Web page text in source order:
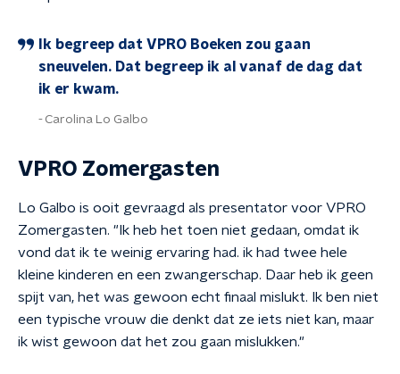
Ik begreep dat VPRO Boeken zou gaan
sneuvelen. Dat begreep ik al vanaf de dag dat
ik er kwam.
Carolina Lo Galbo
VPRO Zomergasten
Lo Galbo is ooit gevraagd als presentator voor VPRO
Zomergasten. "Ik heb het toen niet gedaan, omdat ik
vond dat ik te weinig ervaring had. ik had twee hele
kleine kinderen en een zwangerschap. Daar heb ik geen
spijt van, het was gewoon echt finaal mislukt. Ik ben niet
een typische vrouw die denkt dat ze iets niet kan, maar
ik wist gewoon dat het zou gaan mislukken."